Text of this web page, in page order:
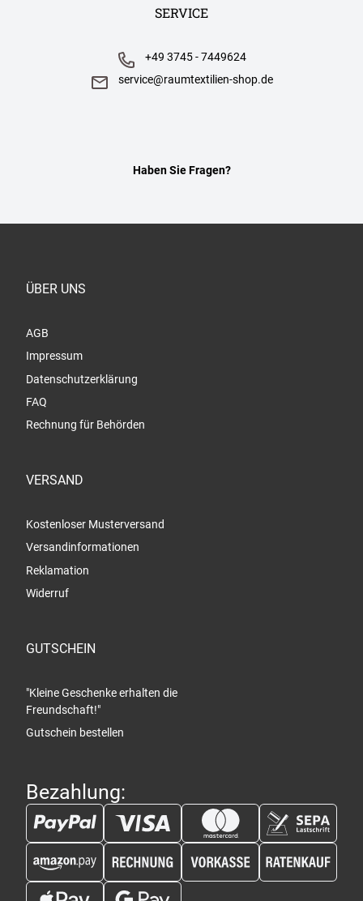
SERVICE
Haben Sie Fragen?
+49 3745 - 7449624
service@raumtextilien-shop.de
ÜBER UNS
AGB
Impressum
Datenschutzerklärung
FAQ
Rechnung für Behörden
VERSAND
Kostenloser Musterversand
Versandinformationen
Reklamation
Widerruf
GUTSCHEIN
"Kleine Geschenke erhalten die
Freundschaft!"
Gutschein bestellen
Bezahlung: